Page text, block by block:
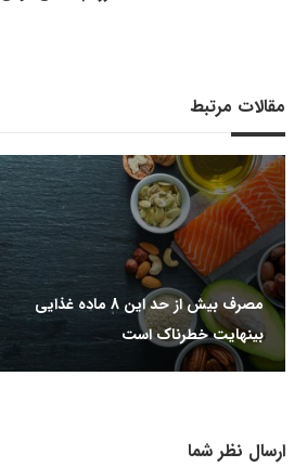
مقالات مرتبط
مصرف بیش از حد این 8 ماده غذایی
بینهایت خطرناک است
ارسال نظر شما